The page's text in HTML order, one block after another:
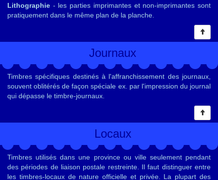
Lithographie - les parties imprimantes et non-imprimantes sont
pratiquement dans le même plan de la planche.
Journaux
Timbres spécifiques destinés à l'affranchissement des journaux,
souvent oblitérés de façon spéciale ex. par l'impression du journal
qui dépasse le timbre-journaux.
Locaux
Timbres utilisés dans une province ou ville seulement pendant
des périodes de liaison postale restreinte. Il faut distinguer entre
les timbres-locaux de nature officielle et privée. La plupart des